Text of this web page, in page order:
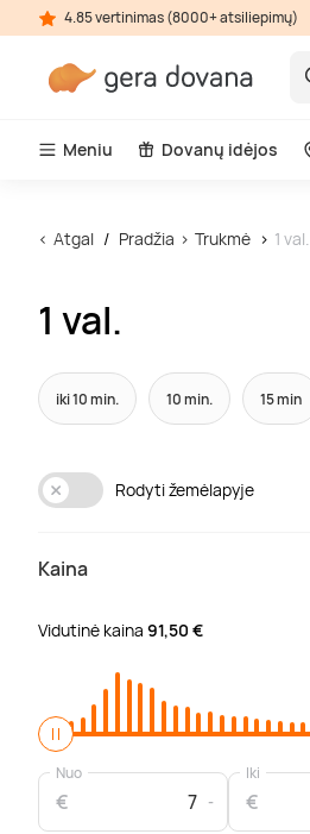
4.85 vertinimas (8000+ atsiliepimų)
Meniu Dovanų idėjos
Atgal Pradžia Trukmė 1 val.
1 val.
iki 10 min. 10 min. 15 min
Rodyti žemėlapyje
Kaina
Vidutinė kaina 91,50 €
Nuo
€
Iki
€